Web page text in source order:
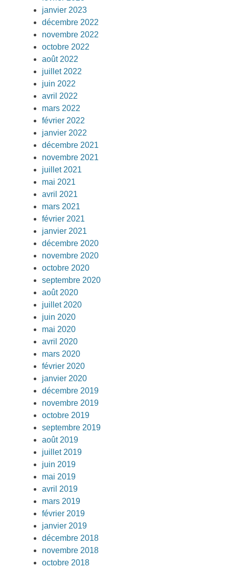
janvier 2023
décembre 2022
novembre 2022
octobre 2022
août 2022
juillet 2022
juin 2022
avril 2022
mars 2022
février 2022
janvier 2022
décembre 2021
novembre 2021
juillet 2021
mai 2021
avril 2021
mars 2021
février 2021
janvier 2021
décembre 2020
novembre 2020
octobre 2020
septembre 2020
août 2020
juillet 2020
juin 2020
mai 2020
avril 2020
mars 2020
février 2020
janvier 2020
décembre 2019
novembre 2019
octobre 2019
septembre 2019
août 2019
juillet 2019
juin 2019
mai 2019
avril 2019
mars 2019
février 2019
janvier 2019
décembre 2018
novembre 2018
octobre 2018